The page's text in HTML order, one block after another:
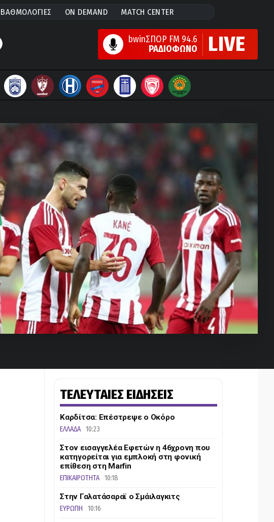
ΒΑΘΜΟΛΟΓΙΕΣ ON DEMAND MATCH CENTER
bwinΣΠΟΡ FM 94.6
ΡΑΔΙΟΦΩΝΟ
LIVE
ΤΕΛΕΥΤΑΙΕΣ ΕΙΔΗΣΕΙΣ
Καρδίτσα: Επέστρεψε ο Οκόρο
ΕΛΛΑΔΑ 10:23
Στον εισαγγελέα Εφετών η 46χρονη που
κατηγορείται για εμπλοκή στη φονική
επίθεση στη Marfin
ΕΠΙΚΑΙΡΟΤΗΤΑ 10:18
Στην Γαλατάσαραϊ ο Σμάιλαγκιτς
ΕΥΡΩΠΗ 10:16